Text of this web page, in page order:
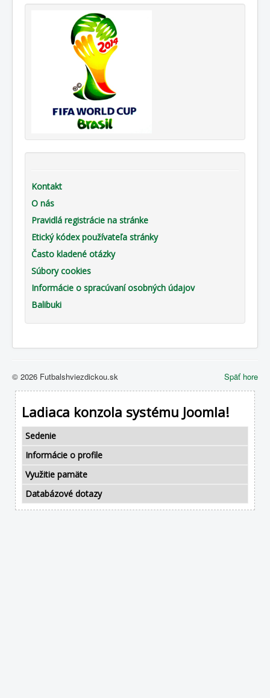
Kontakt
O nás
Pravidlá registrácie na stránke
Etický kódex používateľa stránky
Často kladené otázky
Súbory cookies
Informácie o spracúvaní osobných údajov
Balibuki
Späť hore
© 2026 Futbalshviezdickou.sk
Ladiaca konzola systému Joomla!
Sedenie
Informácie o profile
Využitie pamäte
Databázové dotazy